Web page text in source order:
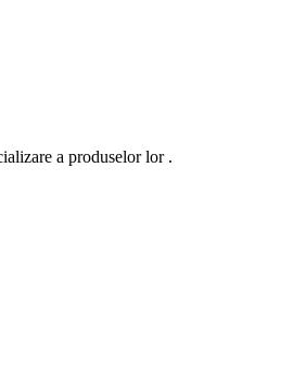
a produselor lor .